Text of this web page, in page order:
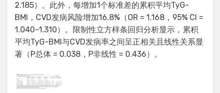
2.185）。此外，每增加1个标准差的累积平均TyG-
BMI，CVD发病风险增加16.8%（OR = 1.168，95% CI =
1.040–1.310）。限制性立方样条回归分析显示，累积
平均TyG-BMI与CVD发病率之间呈正相关且线性关系显
著（P总体 = 0.038，P非线性 = 0.436）。